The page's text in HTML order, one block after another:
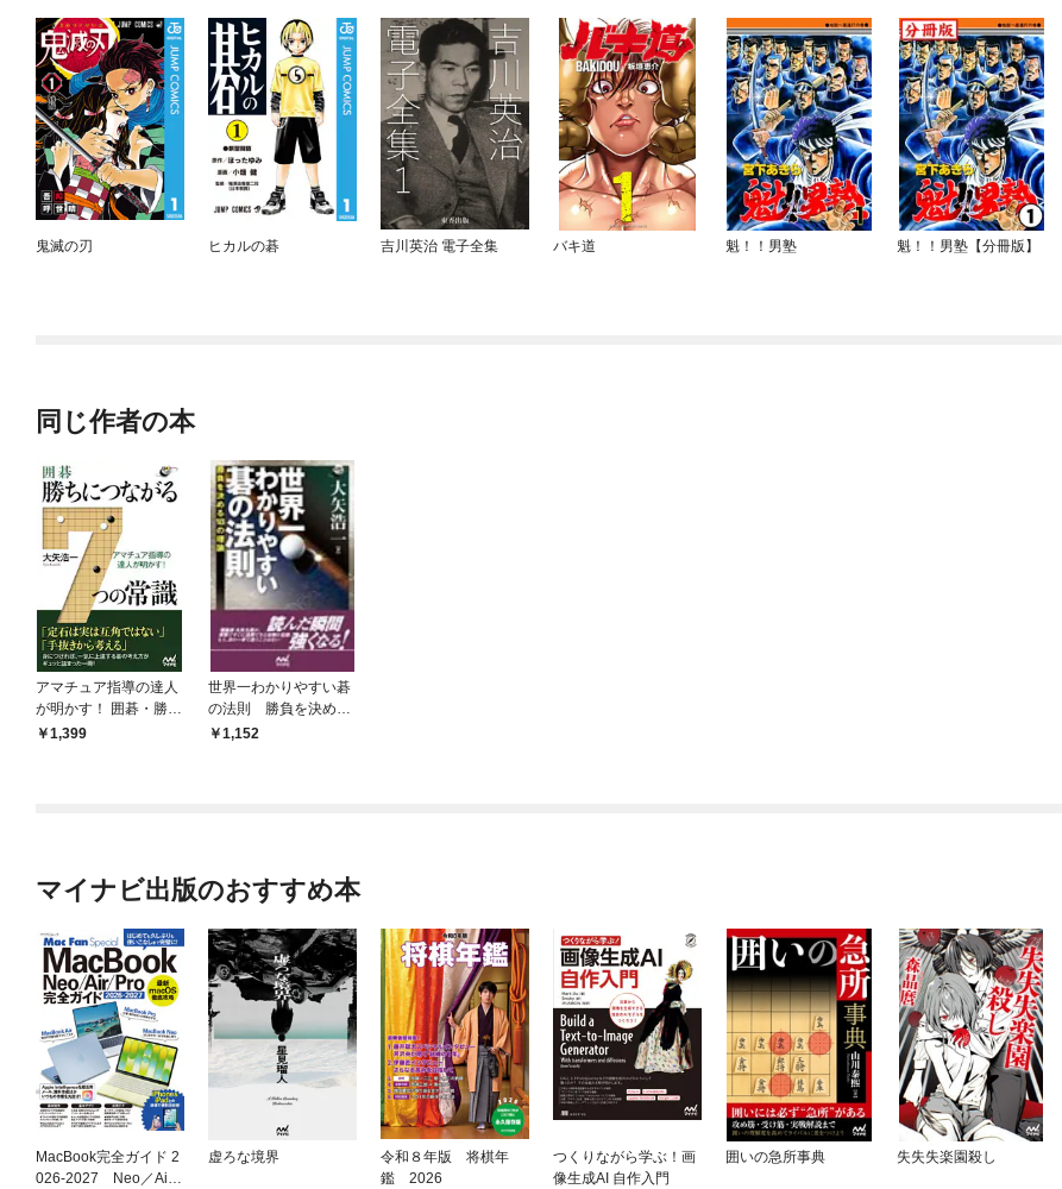
鬼滅の刃 ヒカルの碁 吉川英治 電子全集 バキ道 魁！！男塾 魁！！男塾【分冊版】
同じ作者の本
アマチュア指導の達人
が明かす！ 囲碁・勝ち
につながる7つの常識
1,399
世界一わかりやすい碁
の法則 勝負を決める
18の理論
1,152
マイナビ出版のおすすめ本
MacBook完全ガイド 2
026-2027 Neo／Air
虚ろな境界
令和８年版 将棋年
鑑 2026
つくりながら学ぶ！画
像生成AI 自作入門
囲いの急所事典 失失失楽園殺し